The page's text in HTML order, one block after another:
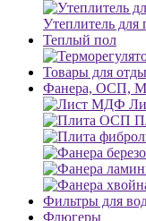
Утеплитель для
Теплый пол
Товары для
Фанера, ОСП,
Фильтры для
Флюгеры